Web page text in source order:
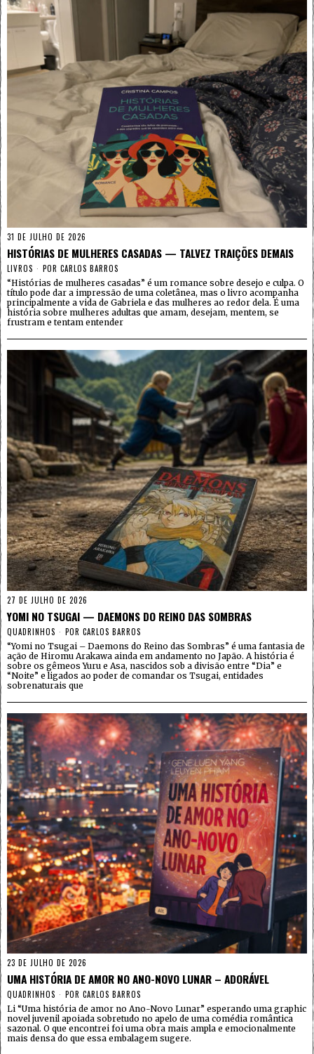
31 DE JULHO DE 2026
HISTÓRIAS DE MULHERES CASADAS — TALVEZ TRAIÇÕES DEMAIS
LIVROS POR CARLOS BARROS
“Histórias de mulheres casadas” é um romance sobre desejo e culpa. O
título pode dar a impressão de uma coletânea, mas o livro acompanha
principalmente a vida de Gabriela e das mulheres ao redor dela. É uma
história sobre mulheres adultas que amam, desejam, mentem, se
frustram e tentam entender
27 DE JULHO DE 2026
YOMI NO TSUGAI — DAEMONS DO REINO DAS SOMBRAS
QUADRINHOS POR CARLOS BARROS
“Yomi no Tsugai – Daemons do Reino das Sombras” é uma fantasia de
ação de Hiromu Arakawa ainda em andamento no Japão. A história é
sobre os gêmeos Yuru e Asa, nascidos sob a divisão entre “Dia” e
“Noite” e ligados ao poder de comandar os Tsugai, entidades
sobrenaturais que
23 DE JULHO DE 2026
UMA HISTÓRIA DE AMOR NO ANO-NOVO LUNAR – ADORÁVEL
QUADRINHOS POR CARLOS BARROS
Li “Uma história de amor no Ano-Novo Lunar” esperando uma graphic
novel juvenil apoiada sobretudo no apelo de uma comédia romântica
sazonal. O que encontrei foi uma obra mais ampla e emocionalmente
mais densa do que essa embalagem sugere.